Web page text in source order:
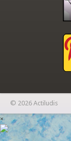
© 2026 Actiludis
×